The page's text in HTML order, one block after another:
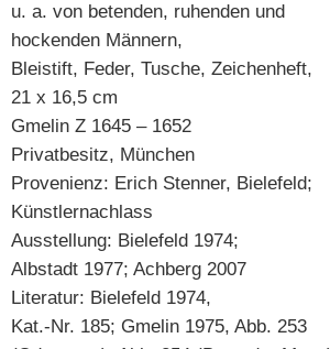
u. a. von betenden, ruhenden und
hockenden Männern,
Bleistift, Feder, Tusche, Zeichenheft,
21 x 16,5 cm
Gmelin Z 1645 – 1652
Privatbesitz, München
Provenienz: Erich Stenner, Bielefeld;
Künstlernachlass
Ausstellung: Bielefeld 1974;
Albstadt 1977; Achberg 2007
Literatur: Bielefeld 1974,
Kat.-Nr. 185; Gmelin 1975, Abb. 253